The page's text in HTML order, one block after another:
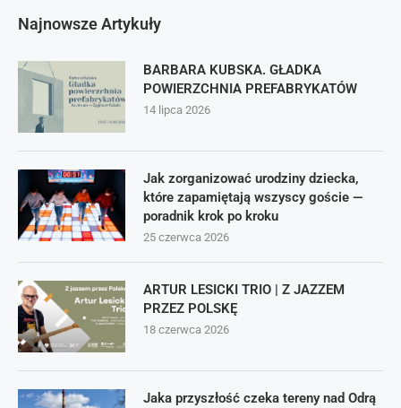
Najnowsze Artykuły
BARBARA KUBSKA. GŁADKA
POWIERZCHNIA PREFABRYKATÓW
14 lipca 2026
Jak zorganizować urodziny dziecka,
które zapamiętają wszyscy goście —
poradnik krok po kroku
25 czerwca 2026
ARTUR LESICKI TRIO | Z JAZZEM
PRZEZ POLSKĘ
18 czerwca 2026
Jaka przyszłość czeka tereny nad Odrą